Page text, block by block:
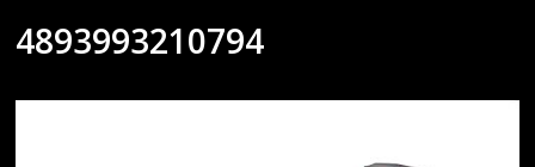
4893993210794